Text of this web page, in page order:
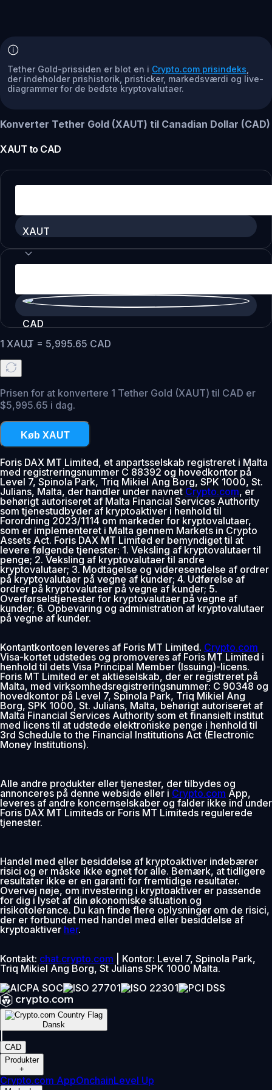
Tether Gold-prissiden er blot en i Crypto.com prisindeks
der indeholder prishistorik, pristicker, markedsværdi og live-
diagrammer for de bedste kryptovalutaer.
Konverter Tether Gold (XAUT) til Canadian Dollar (CAD)
XAUT to CAD
XAUT
CAD
1 XAUT = 5,995.65 CAD
Prisen for at konvertere 1 Tether Gold (XAUT) til CAD er
$5,995.65 i dag.
Køb XAUT
Foris DAX MT Limited, et anpartsselskab registreret i Malta
med registreringsnummer C 88392 og hovedkontor på
Level 7, Spinola Park, Triq Mikiel Ang Borg, SPK 1000, St.
Julians, Malta, der handler under navnet Crypto.com, er
behørigt autoriseret af Malta Financial Services Authority
som tjenestudbyder af kryptoaktiver i henhold til
Forordning 2023/1114 om markeder for kryptovalutaer,
som er implementeret i Malta gennem Markets in Crypto
Assets Act. Foris DAX MT Limited er bemyndiget til at
levere følgende tjenester: 1. Veksling af kryptovalutaer til
penge; 2. Veksling af kryptovalutaer til andre
kryptovalutaer; 3. Modtagelse og videresendelse af ordrer
på kryptovalutaer på vegne af kunder; 4. Udførelse af
ordrer på kryptovalutaer på vegne af kunder; 5.
Overførselstjenester for kryptovalutaer på vegne af
kunder; 6. Opbevaring og administration af kryptovalutaer
på vegne af kunder.
Kontantkontoen leveres af Foris MT Limited. Crypto.com
Visa-kortet udstedes og promoveres af Foris MT Limited i
henhold til dets Visa Principal Member (Issuing)-licens.
Foris MT Limited er et aktieselskab, der er registreret på
Malta, med virksomhedsregistreringsnummer: C 90348 og
hovedkontor på Level 7, Spinola Park, Triq Mikiel Ang
Borg, SPK 1000, St. Julians, Malta, behørigt autoriseret af
Malta Financial Services Authority som et finansielt institut
med licens til at udstede elektroniske penge i henhold til
3rd Schedule to the Financial Institutions Act (Electronic
Money Institutions).
Alle andre produkter eller tjenester, der tilbydes og
annonceres på denne webside eller i Crypto.com App,
leveres af andre koncernselskaber og falder ikke ind under
Foris DAX MT Limiteds or Foris MT Limiteds regulerede
tjenester.
Handel med eller besiddelse af kryptoaktiver indebærer
risici og er måske ikke egnet for alle. Bemærk, at tidligere
resultater ikke er en garanti for fremtidige resultater.
Overvej nøje, om investering i kryptoaktiver er passende
for dig i lyset af din økonomiske situation og
risikotolerance. Du kan finde flere oplysninger om de risici,
der er forbundet med handel med eller besiddelse af
kryptoaktiver her.
Kontakt: chat.crypto.com | Kontor: Level 7, Spinola Park,
Triq Mikiel Ang Borg, St Julians SPK 1000 Malta.
Dansk
CAD
Produkter
+
Crypto.com AppOnchainLevel Up